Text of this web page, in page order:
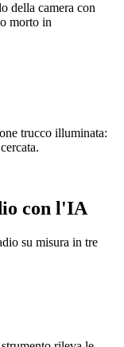
della camera con
morto in
trucco illuminata:
con l'IA
su misura in tre